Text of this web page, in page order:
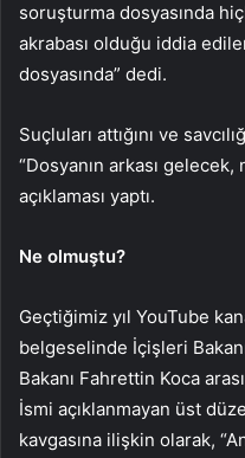
soruşturma dosyasında
akrabası olduğu iddia
dosyasında” dedi.
Suçluları attığını ve
“Dosyanın arkası
açıklaması yaptı.
Ne olmuştu?
Geçtiğimiz yıl YouTube
belgeselinde İçişleri
Bakanı Fahrettin Koca
İsmi açıklanmayan üst
kavgasına ilişkin olarak,